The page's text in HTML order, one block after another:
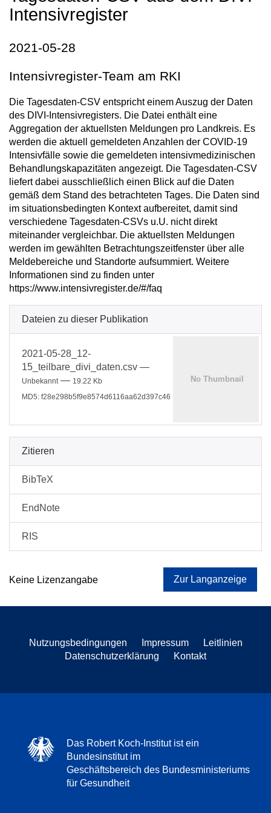
Intensivregister
2021-05-28
Intensivregister-Team am RKI
Die Tagesdaten-CSV entspricht einem Auszug der Daten
des DIVI-Intensivregisters. Die Datei enthält eine
Aggregation der aktuellsten Meldungen pro Landkreis. Es
werden die aktuell gemeldeten Anzahlen der COVID-19
Intensivfälle sowie die gemeldeten intensivmedizinischen
Behandlungskapazitäten angezeigt. Die Tagesdaten-CSV
liefert dabei ausschließlich einen Blick auf die Daten
gemäß dem Stand des betrachteten Tages. Die Daten sind
im situationsbedingten Kontext aufbereitet, damit sind
verschiedene Tagesdaten-CSVs u.U. nicht direkt
miteinander vergleichbar. Die aktuellsten Meldungen
werden im gewählten Betrachtungszeitfenster über alle
Meldebereiche und Standorte aufsummiert. Weitere
Informationen sind zu finden unter
https://www.intensivregister.de/#/faq
Dateien zu dieser Publikation
2021-05-28_12-
15_teilbare_divi_daten.csv —
Unbekannt — 19.22 Kb
MD5: f28e298b5f9e8574d6116aa62d397c46
Zitieren
BibTeX
EndNote
RIS
Keine Lizenzangabe Zur Langanzeige
Nutzungsbedingungen Impressum
Leitlinien
Datenschutzerklärung
Kontakt
Das Robert Koch-Institut ist ein
Bundesinstitut im
Geschäftsbereich des Bundesministeriums
für Gesundheit